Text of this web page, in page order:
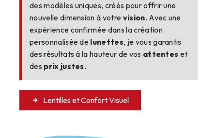
des modèles uniques, créés pour offrir une
nouvelle dimension à votre vision. Avec une
expérience confirmée dans la création
personnalisée de lunettes, je vous garantis
des résultats à la hauteur de vos attentes et
des prix justes.
Lentilles et Confort Visuel